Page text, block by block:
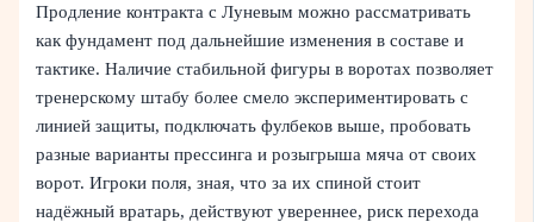
Продление контракта с Луневым можно рассматривать
как фундамент под дальнейшие изменения в составе и
тактике. Наличие стабильной фигуры в воротах позволяет
тренерскому штабу более смело экспериментировать с
линией защиты, подключать фулбеков выше, пробовать
разные варианты прессинга и розыгрыша мяча от своих
ворот. Игроки поля, зная, что за их спиной стоит
надёжный вратарь, действуют увереннее, риск перехода